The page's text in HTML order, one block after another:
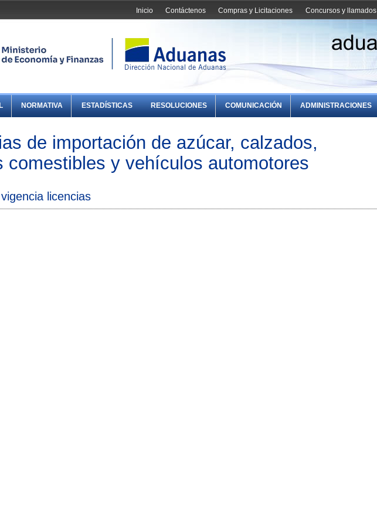
Concursos y llamados
Compras y Licitaciones
Contáctenos
Inicio
NORMATIVA ESTADÍSTICAS RESOLUCIONES COMUNICACIÓN ADMINISTRACIONES
de importación de azúcar, calzados,
comestibles y vehículos automotores
licencias